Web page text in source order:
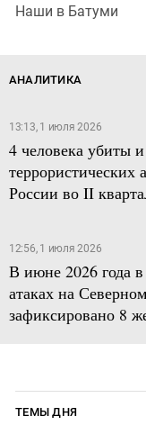
Наши в Батуми
АНАЛИТИКА
13:13, 1 июля 2026
4 человека убиты
террористических
России во II
12:56, 1 июля 2026
В июне 2026 года
атаках на
зафиксировано 8
ТЕМЫ ДНЯ